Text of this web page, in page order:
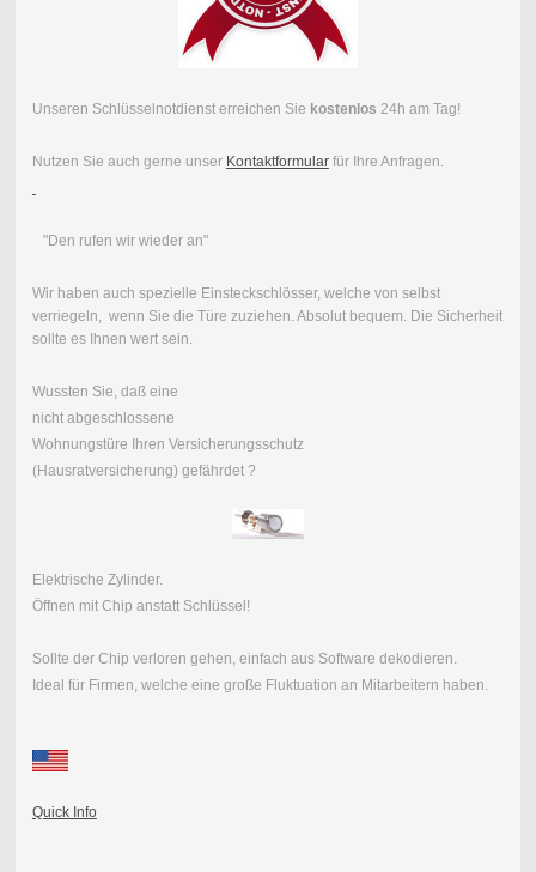
Unseren Schlüsselnotdienst erreichen Sie kostenlos 24h am Tag!
Nutzen Sie auch gerne unser Kontaktformularfür Ihre Anfragen.
"Den rufen wir wieder an"
Wir haben auch spezielle Einsteckschlösser, welche von selbst
verriegeln, wenn Sie die Türe zuziehen. Absolut bequem. Die Sicherheit
sollte es Ihnen wert sein.
Wussten Sie, daß eine
nicht abgeschlossene
Wohnungstüre Ihren Versicherungsschutz
(Hausratversicherung) gefährdet ?
Elektrische Zylinder.
Öffnen mit Chip anstatt Schlüssel!
Sollte der Chip verloren gehen, einfach aus Software dekodieren.
Ideal für Firmen, welche eine große Fluktuation an Mitarbeitern haben.
Quick Info